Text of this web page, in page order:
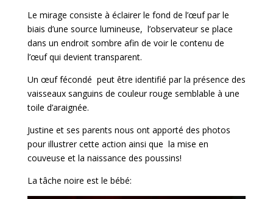
Le mirage consiste à éclairer le fond de l’œuf par le
biais d’une source lumineuse, l’observateur se place
dans un endroit sombre afin de voir le contenu de
l’œuf qui devient transparent.
Un œuf fécondé peut être identifié par la présence des
vaisseaux sanguins de couleur rouge semblable à une
toile d’araignée.
Justine et ses parents nous ont apporté des photos
pour illustrer cette action ainsi que la mise en
couveuse et la naissance des poussins!
La tâche noire est le bébé: